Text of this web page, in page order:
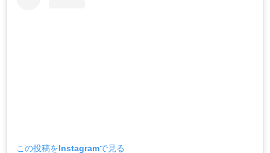
この投稿をInstagramで見る